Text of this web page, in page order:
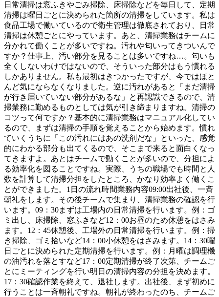
日常清掃は窓ふきやごみ掃除、床掃除などを毎日して、定期
清掃は曜日ごとに決められた箇所の清掃をしています。私は
食品工場で働いているので衛生管理は徹底されており、日常
清掃は休憩ごとにやっています。あと、清掃業務はチームに
分かれて働くことが多いですね。汚れや匂いってきついんで
すか？仕事上、汚い部分を見ることは多いですね…。匂いも
全くしないわけではないので、そういった部分はもう慣れる
しかありません。私も最初はきつかったですが、今ではほと
んど気にならなくなりました。逆に汚れがあると「まだ清掃
が行き届いていない部分があるな」と再認識できるので、清
掃業務に勤めるものとしては気が引き締まりますね。清掃の
コツって何ですか？基本的に清掃業務はマニュアル化してい
るので、まずは清掃の手順を覚えることから始めます。慣れ
ていくうちに「この汚れにはあの洗剤だな」といった、感覚
的にわかる部分も出てくるので、そこまで来ると面白くなっ
てきますよ。あとはチームで動くことが多いので、分担によ
る効率化を図ることですね。実際、うちの職場でも時間と人
数を計算して清掃分担をしたところ、かなり効率よく働くこ
とができました。1日の流れ時間業務内容09:00出社後、一斉
朝礼をします。その後チームで集まり、清掃業務の確認を行
います。09：30まずは工場内の日常清掃を行います。例：ゴ
ミ出し、床掃除、窓ふきなど12：00お昼のため休憩をはさみ
ます。12：45休憩後、工場外の日常清掃を行います。例：掃
き掃除、ゴミ拾いなど14：00小休憩をはさみます。14：30曜
日ごとに決められた定期清掃を行います。例：月曜は調理機
の油汚れを落とすなど17：00定期清掃が終了次第、チームご
とにミーティングを行い明日の清掃内容の分担を決めます。
17：30確認作業を終えて、退社します。出社後、まず初めに
行うことは一斉朝礼ですね。朝礼が終わったのち、チームご